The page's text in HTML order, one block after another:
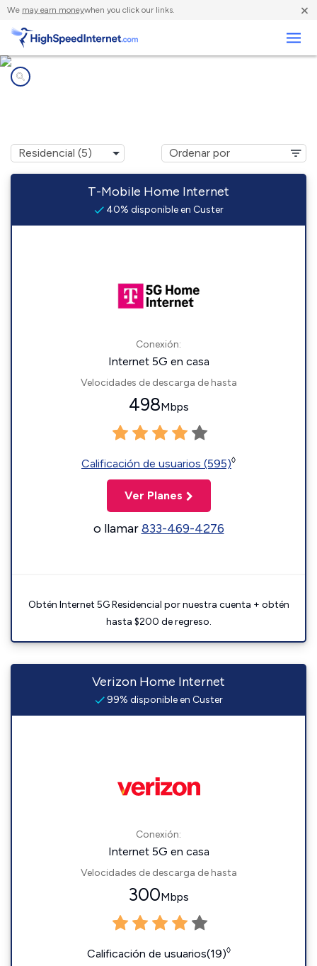
We may earn moneywhen you click our links. ×
T-Mobile Home Internet
40% disponible en Custer
Conexión:
Internet 5G en casa
Velocidades de descarga de hasta
498Mbps
Calificación de usuarios (595)◊
Ver Planes
o llamar833-469-4276
Obtén Internet 5G Residencial por nuestra cuenta + obtén
hasta $200 de regreso.
Verizon Home Internet
99% disponible en Custer
Conexión:
Internet 5G en casa
Velocidades de descarga de hasta
300Mbps
Calificación de usuarios(19)◊